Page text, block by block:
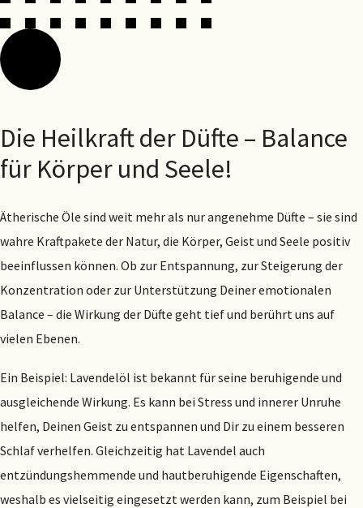
Die Heilkraft der Düfte – Balance
für Körper und Seele!
Ätherische Öle sind weit mehr als nur angenehme Düfte – sie sind
wahre Kraftpakete der Natur, die Körper, Geist und Seele positiv
beeinflussen können. Ob zur Entspannung, zur Steigerung der
Konzentration oder zur Unterstützung Deiner emotionalen
Balance – die Wirkung der Düfte geht tief und berührt uns auf
vielen Ebenen.
Ein Beispiel: Lavendelöl ist bekannt für seine beruhigende und
ausgleichende Wirkung. Es kann bei Stress und innerer Unruhe
helfen, Deinen Geist zu entspannen und Dir zu einem besseren
Schlaf verhelfen. Gleichzeitig hat Lavendel auch
entzündungshemmende und hautberuhigende Eigenschaften,
weshalb es vielseitig eingesetzt werden kann, zum Beispiel bei